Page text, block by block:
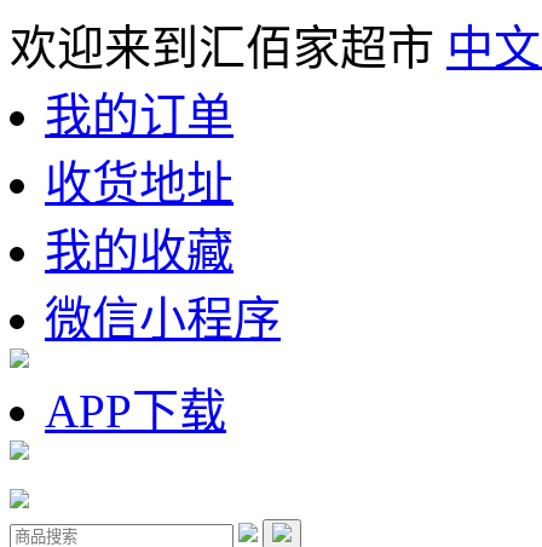
欢迎来到汇佰家超市 中
我的订单
收货地址
我的收藏
微信小程序
APP下载